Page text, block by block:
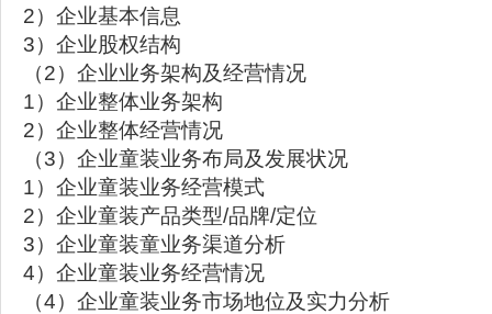
2）企业基本信息
3）企业股权结构
（2）企业业务架构及经营情况
1）企业整体业务架构
2）企业整体经营情况
（3）企业童装业务布局及发展状况
1）企业童装业务经营模式
2）企业童装产品类型/品牌/定位
3）企业童装童业务渠道分析
4）企业童装业务经营情况
（4）企业童装业务市场地位及实力分析